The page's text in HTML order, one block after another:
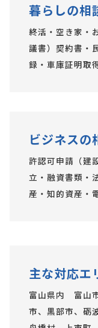
暮らしの相
終活・空き家・
議書）契約書・
録・車庫証明取
ビジネスの
許認可申請（建
立・融資書類・
産・知的資産・
主な対応エ
富山県内 富山
市、黒部市、砺